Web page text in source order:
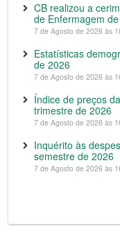
CB realizou a
de Enfermagem
7 de Agosto de 2026 às
Estatísticas
de 2026
7 de Agosto de 2026 às
Índice de preços
trimestre de 2026
7 de Agosto de 2026 às
Inquérito às
semestre de 2026
7 de Agosto de 2026 às